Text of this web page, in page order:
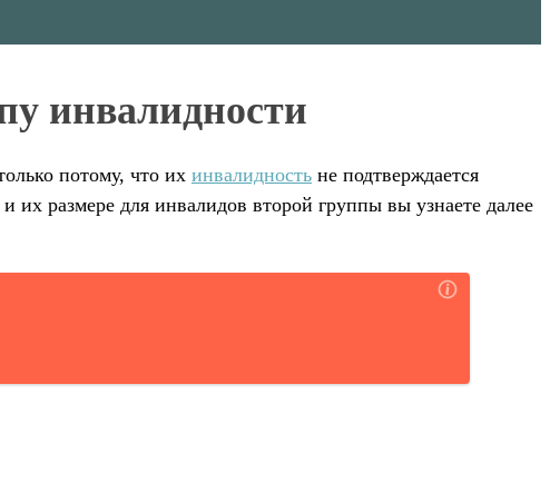
инвалидности
потому, что их инвалидность не подтверждается
размере для инвалидов второй группы вы узнаете далее